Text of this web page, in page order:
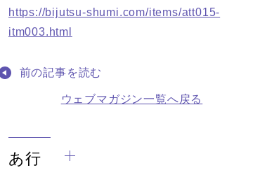
https://bijutsu-shumi.com/items/att015-
itm003.html
前の記事を読む
ウェブマガジン一覧へ戻る
あ行